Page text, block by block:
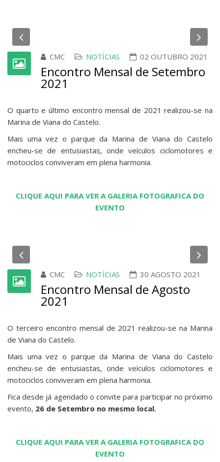
Previous
CMC NOTÍCIAS 02 OUTUBRO 2021
Encontro Mensal de Setembro
2021
O quarto e último encontro mensal de 2021 realizou-se na
Marina de Viana do Castelo.
Mais uma vez o parque da Marina de Viana do Castelo
encheu-se de entusiastas, onde veículos ciclomotores e
motociclos conviveram em plena harmonia.
CLIQUE AQUI PARA VER A GALERIA FOTOGRAFICA DO
EVENTO
Previous
CMC NOTÍCIAS 30 AGOSTO 2021
Encontro Mensal de Agosto
2021
O terceiro encontro mensal de 2021 realizou-se na Marina
de Viana do Castelo.
Mais uma vez o parque da Marina de Viana do Castelo
encheu-se de entusiastas, onde veículos ciclomotores e
motociclos conviveram em plena harmonia.
Fica desde já agendado o convite para participar no próximo
evento, 26 de Setembro no mesmo local.
CLIQUE AQUI PARA VER A GALERIA FOTOGRAFICA DO
EVENTO